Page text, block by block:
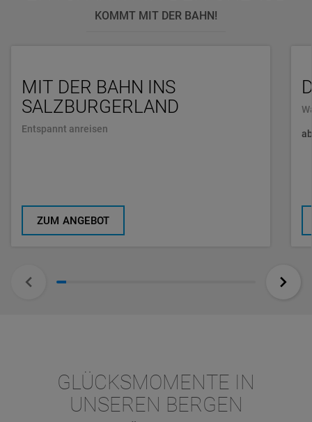
KOMMT MIT DER BAHN!
MIT DER BAHN INS
SALZBURGERLAND
Entspannt anreisen
ZUM ANGEBOT
ab
GLÜCKSMOMENTE IN
UNSEREN BERGEN